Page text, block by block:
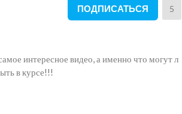
ПОДПИСАТЬСЯ 5
интересное видео, а именно что могут л
в курсе!!!